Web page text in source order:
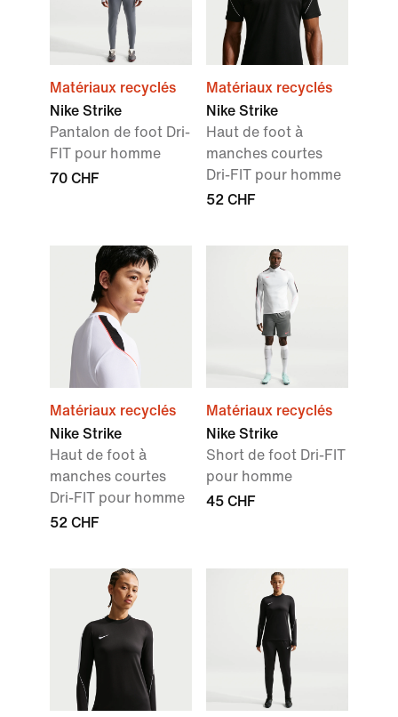
Matériaux recyclés
Nike Strike
Pantalon de foot Dri-
FIT pour homme
70 CHF
Matériaux recyclés
Nike Strike
Haut de foot à
manches courtes
Dri-FIT pour homme
52 CHF
Matériaux recyclés
Nike Strike
Haut de foot à
manches courtes
Dri-FIT pour homme
52 CHF
Matériaux recyclés
Nike Strike
Short de foot Dri-FIT
pour homme
45 CHF